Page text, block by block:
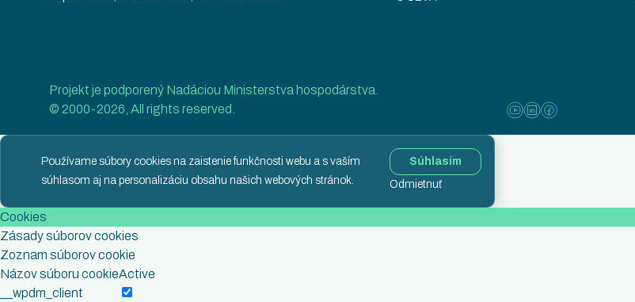
Projekt je podporený Nadáciou Ministerstva hospodárstva.
© 2000-2026, All rights reserved.
Používame súbory cookies na zaistenie funkčnosti webu a s vaším
súhlasom aj na personalizáciu obsahu našich webových stránok.
Súhlasím
Odmietnuť
Cookies
Zásady súborov cookies
Zoznam súborov cookie
Názov súboru cookieActive
__wpdm_client